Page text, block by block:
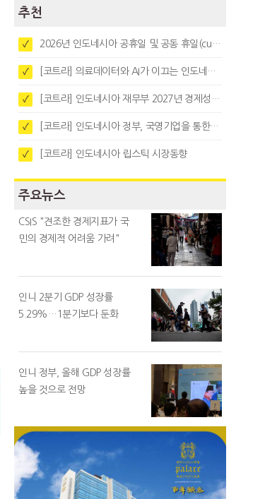
추천
✓ 2026년 인도네시아 공휴일 및 공동 휴일(cuti bersama)
✓ [코트라] 의료데이터와 AI가 이끄는 인도네시아 디지털 헬스케어 시장 트렌드
✓ [코트라] 인도네시아 재무부 2027년 경제성장 전망 및 목표 발표
✓ [코트라] 인도네시아 정부, 국영기업을 통한 석탄·팜유·합금철 수출 중앙집중화 추진
✓ [코트라] 인도네시아 립스틱 시장동향
주요뉴스
CSIS "견조한 경제지표가 국
민의 경제적 어려움 가려"
인니 2분기 GDP 성장률
5.29%…1분기보다 둔화
인니 정부, 올해 GDP 성장률
높을 것으로 전망